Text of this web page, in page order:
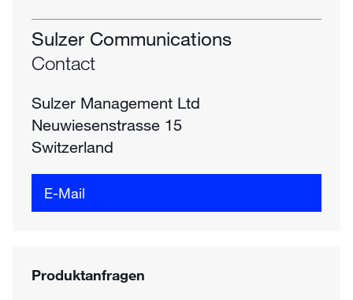
Sulzer Communications
Contact
Sulzer Management Ltd
Neuwiesenstrasse 15
Switzerland
E-Mail
Produktanfragen